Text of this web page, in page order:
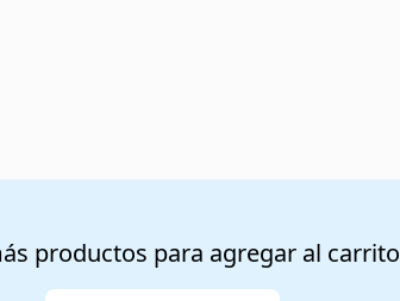
productos para agregar al carrito